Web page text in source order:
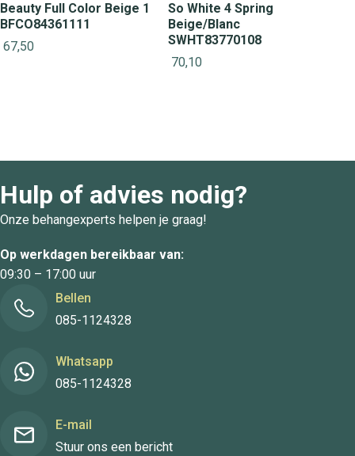
Beauty Full Color Beige 1
BFCO84361111
67,50
So White 4 Spring
Beige/Blanc
SWHT83770108
70,10
Hulp of advies nodig?
Onze behangexperts helpen je graag!
Op werkdagen bereikbaar van:
09:30 – 17:00 uur
Bellen
085-1124328
Whatsapp
085-1124328
E-mail
Stuur ons een bericht